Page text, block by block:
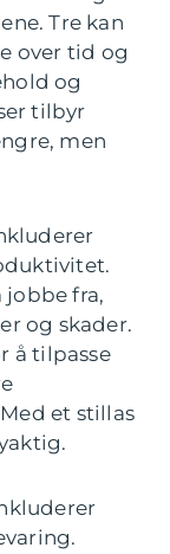
Tre kan
over tid og
og
tilbyr
men
fra,
og skader.
å tilpasse
et stillas